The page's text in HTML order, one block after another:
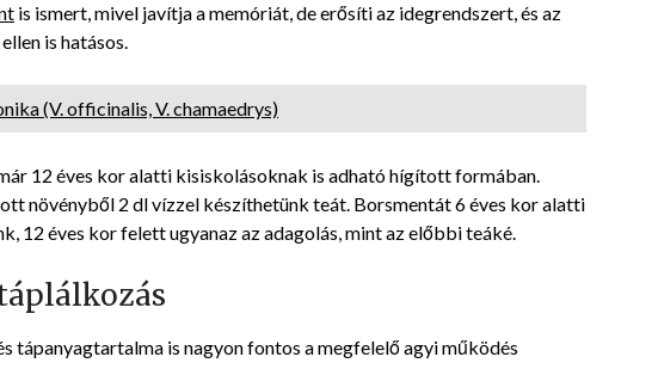
is ismert, mivel javítja a memóriát, de erősíti az idegrendszert, és az
is hatásos.
(V. officinalis, V. chamaedrys)
12 éves kor alatti kisiskolásoknak is adható hígított formában.
növényből 2 dl vízzel készíthetünk teát. Borsmentát 6 éves kor alatti
12 éves kor felett ugyanaz az adagolás, mint az előbbi teáké.
tápanyagtartalma is nagyon fontos a megfelelő agyi működés